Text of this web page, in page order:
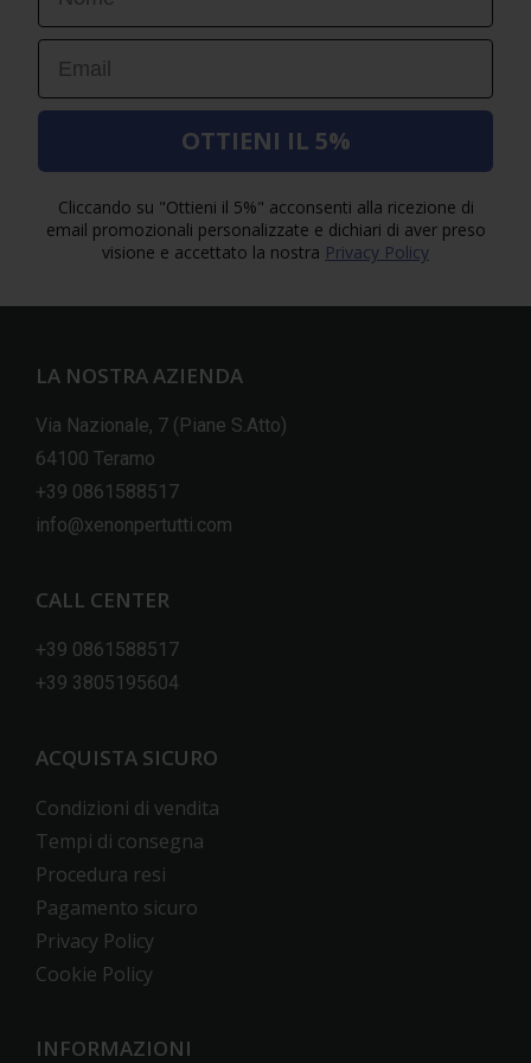
Email
OTTIENI IL 5%
Cliccando su "Ottieni il 5%" acconsenti alla ricezione di
email promozionali personalizzate e dichiari di aver preso
visione e accettato la nostra Privacy Policy
LA NOSTRA AZIENDA
Via Nazionale, 7 (Piane S.Atto)
64100 Teramo
+39 0861588517
info@xenonpertutti.com
CALL CENTER
+39 0861588517
+39 3805195604
ACQUISTA SICURO
Condizioni di vendita
Tempi di consegna
Procedura resi
Pagamento sicuro
Privacy Policy
Cookie Policy
INFORMAZIONI